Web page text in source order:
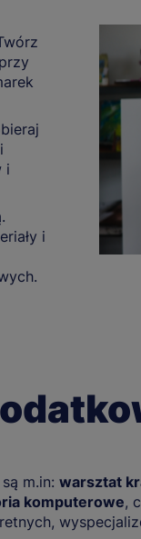
i
i
m.in: warsztat
komputerowe,